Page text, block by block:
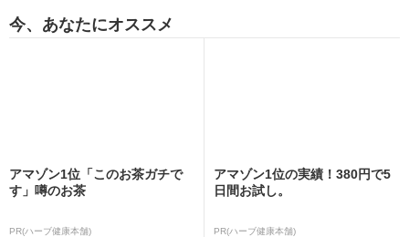
今、あなたにオススメ
アマゾン1位「このお茶ガチで
す」噂のお茶
PR(ハーブ健康本舗)
アマゾン1位の実績！380円で5
日間お試し。
PR(ハーブ健康本舗)